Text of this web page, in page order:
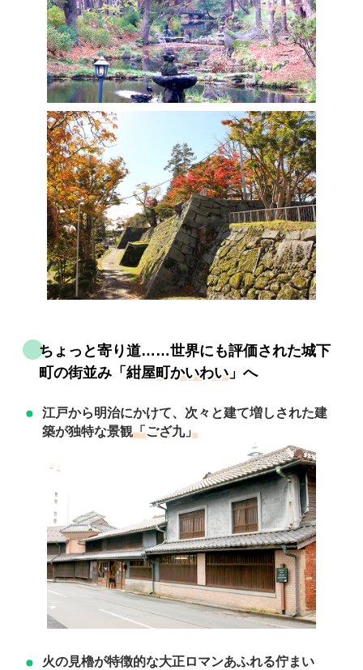
ちょっと寄り道……世界にも評価された城下
町の街並み「紺屋町かいわい 」へ
江戸から明治にかけて、次々と建て増しされた建
築が独特な景観「ござ九」
火の見櫓が特徴的な大正ロマンあふれる佇まい